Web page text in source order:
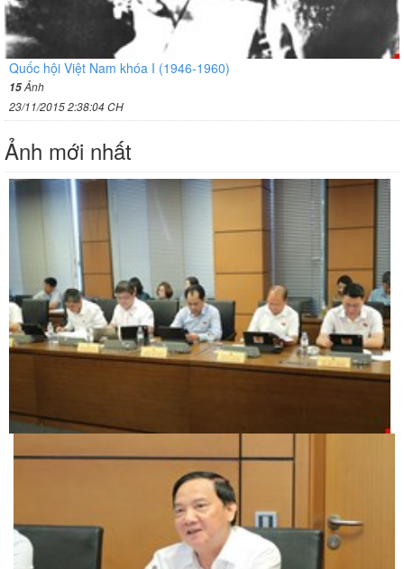
Quốc hội Việt Nam khóa I (1946-1960)
15Ảnh
23/11/2015 2:38:04 CH
Ảnh mới nhất